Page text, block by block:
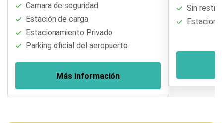
Camara de seguridad
Estación de carga
Estacionamiento Privado
Parking oficial del aeropuerto
Más información
Sin